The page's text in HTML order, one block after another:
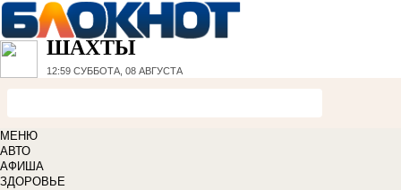
ШАХТЫ
12:59 СУББОТА, 08 АВГУСТА
МЕНЮ
АВТО
АФИША
ЗДОРОВЬЕ